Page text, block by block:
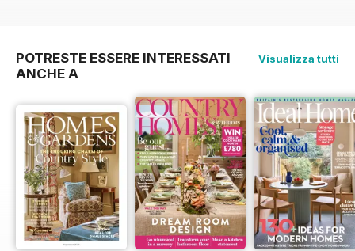
POTRESTE ESSERE INTERESSATI
ANCHE A
Visualizza tutti